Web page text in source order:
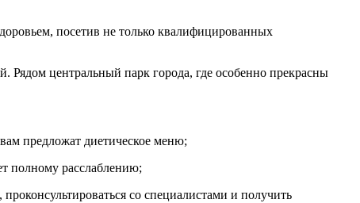
посетив не только квалифицированных
центральный парк города, где особенно прекрасны
предложат диетическое меню;
полному расслаблению;
со специалистами и получить